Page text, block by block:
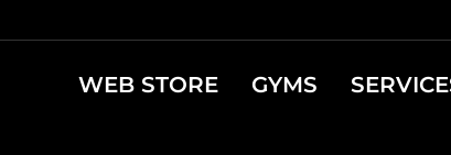
WEB STORE GYMS